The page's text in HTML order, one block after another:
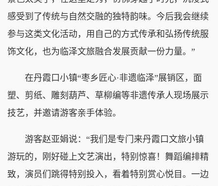
感受到了传统与自然交融的独特韵味。今后我会继续
参与这类文化活动，用自己的方式传承和弘扬传统服
饰文化，也为临泽文旅融合发展贡献一份力量。”
在丹霞口小镇“枣乡匠心·非遗临泽”展销区，面
塑、剪纸、雕刻葫芦、草柳编等非遗传承人现场展示
技艺，并邀请游客亲手体验。
游客赵亚娟说：“我们是专门来丹霞口文旅小镇
游玩的，刚好碰上文艺演出，特别惊喜！舞蹈编排精
致，演员们跳得特别投入，看着特别赏心悦目。一边